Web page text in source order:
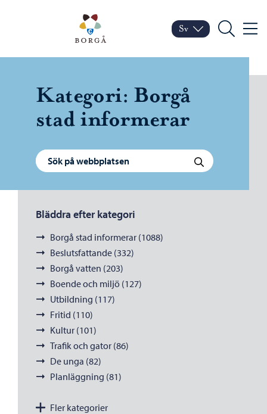
Porvoo – Gå till
Byt språk
Nuvarande språk:
Sv
Sök Meny
Kategori: Borgå
stad informerar
Sök efter: Sök
Bläddra efter kategori
Borgå stad informerar (1088)
Beslutsfattande (332)
Borgå vatten (203)
Boende och miljö (127)
Utbildning (117)
Fritid (110)
Kultur (101)
Trafik och gator (86)
De unga (82)
Planläggning (81)
Fler kategorier